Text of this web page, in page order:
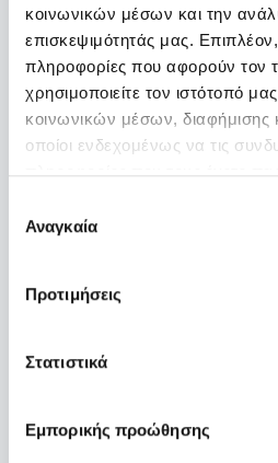
κοινωνικών μέσων και την
επισκεψιμότητάς μας.
πληροφορίες που αφορούν τον
χρησιμοποιείτε τον ιστότοπό
κοινωνικών μέσων, διαφήμισης
οποίοι ενδεχομένως να τις
πληροφορίες που τους έχετε
των υπηρεσιών τους.
συγκατάθεσης
Αναγκαία
Προτιμήσεις
Στατιστικά
Εμπορικής προώθησης
210 638 3072
Για ραντεβού:
Email: